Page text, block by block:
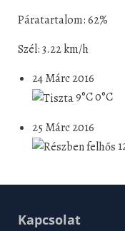
Páratartalom: 62%
Szél: 3.22 km/h
24 Márc 2016
9°C0°C
25 Márc 2016
Kapcsolat